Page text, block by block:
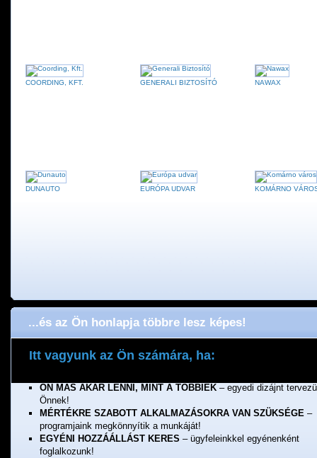
COORDING, KFT. GENERALI BIZTOSÍTÓ NAWAX
DUNAUTO EURÓPA UDVAR KOMÁRNO
...és az Ön honlapja többre lesz képes!
Itt vagyunk az Ön számára, ha:
ÖN MÁS AKAR LENNI, MINT A TÖBBIEK – egyedi dizájnt
Önnek!
MÉRTÉKRE SZABOTT ALKALMAZÁSOKRA VAN SZÜKSÉGE –
programjaink megkönnyítik a munkáját!
EGYÉNI HOZZÁÁLLÁST KERES – ügyfeleinkkel egyénenként
foglalkozunk!